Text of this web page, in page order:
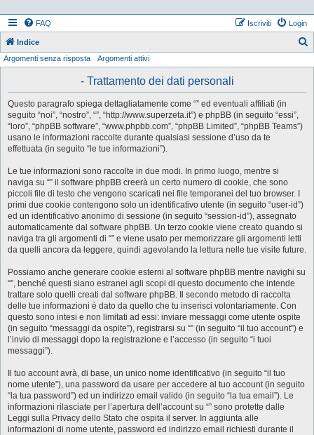
FAQ Login
Iscriviti
Indice
Argomenti senza risposta Argomenti attivi
- Trattamento dei dati personali
Questo paragrafo spiega dettagliatamente come “” ed eventuali affiliati (in
seguito “noi”, “nostro”, “”, “http://www.superzeta.it”) e phpBB (in seguito “essi”,
“loro”, “phpBB software”, “www.phpbb.com”, “phpBB Limited”, “phpBB Teams”)
usano le informazioni raccolte durante qualsiasi sessione d’uso da te
effettuata (in seguito “le tue informazioni”).
Le tue informazioni sono raccolte in due modi. In primo luogo, mentre si
naviga su “” il software phpBB creerà un certo numero di cookie, che sono
piccoli file di testo che vengono scaricati nei file temporanei del tuo browser. I
primi due cookie contengono solo un identificativo utente (in seguito “user-id”)
ed un identificativo anonimo di sessione (in seguito “session-id”), assegnato
automaticamente dal software phpBB. Un terzo cookie viene creato quando si
naviga tra gli argomenti di “” e viene usato per memorizzare gli argomenti letti
da quelli ancora da leggere, quindi agevolando la lettura nelle tue visite future.
Possiamo anche generare cookie esterni al software phpBB mentre navighi su
“”, benché questi siano estranei agli scopi di questo documento che intende
trattare solo quelli creati dal software phpBB. Il secondo metodo di raccolta
delle tue informazioni è dato da quello che tu inserisci volontariamente. Con
questo sono intesi e non limitati ad essi: inviare messaggi come utente ospite
(in seguito “messaggi da ospite”), registrarsi su “” (in seguito “il tuo account”) e
l’invio di messaggi dopo la registrazione e l’accesso (in seguito “i tuoi
messaggi”).
Il tuo account avrà, di base, un unico nome identificativo (in seguito “il tuo
nome utente”), una password da usare per accedere al tuo account (in seguito
“la tua password”) ed un indirizzo email valido (in seguito “la tua email”). Le
informazioni rilasciate per l’apertura dell’account su “” sono protette dalle
Leggi sulla Privacy dello Stato che ospita il server. In aggiunta alle
informazioni di nome utente, password ed indirizzo email richiesti durante il